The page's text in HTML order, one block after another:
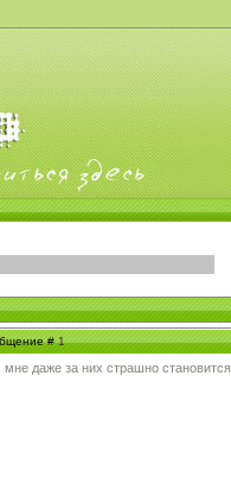
#1
даже за них страшно